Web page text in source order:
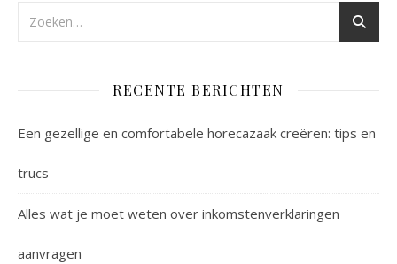
RECENTE BERICHTEN
Een gezellige en comfortabele horecazaak creëren: tips en
trucs
Alles wat je moet weten over inkomstenverklaringen
aanvragen